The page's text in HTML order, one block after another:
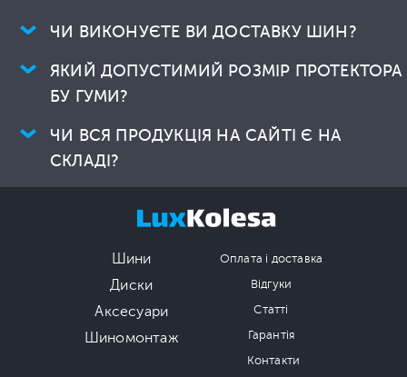
ЧИ ВИКОНУЄТЕ ВИ ДОСТАВКУ ШИН?
ЯКИЙ ДОПУСТИМИЙ РОЗМІР ПРОТЕКТОРА
БУ ГУМИ?
ЧИ ВСЯ ПРОДУКЦІЯ НА САЙТІ Є НА
СКЛАДІ?
Шини
Диски
Аксесуари
Шиномонтаж
Оплата і доставка
Відгуки
Статті
Гарантія
Контакти